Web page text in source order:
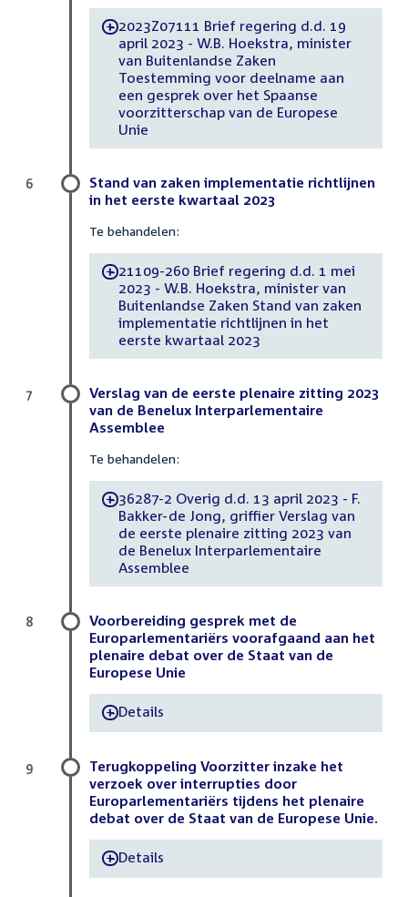
-2023Z07111 Brief regering d.d. 19
april 2023 - W.B. Hoekstra, minister
van Buitenlandse Zaken
Toestemming voor deelname aan
een gesprek over het Spaanse
voorzitterschap van de Europese
Unie
Stand van zaken implementatie richtlijnen
in het eerste kwartaal 2023
Te behandelen:
-21109-260 Brief regering d.d. 1 mei
2023 - W.B. Hoekstra, minister van
Buitenlandse Zaken Stand van zaken
implementatie richtlijnen in het
eerste kwartaal 2023
6
Verslag van de eerste plenaire zitting 2023
van de Benelux Interparlementaire
Assemblee
Te behandelen:
-36287-2 Overig d.d. 13 april 2023 - F.
Bakker-de Jong, griffier Verslag van
de eerste plenaire zitting 2023 van
de Benelux Interparlementaire
Assemblee
7
Voorbereiding gesprek met de
Europarlementariërs voorafgaand aan het
plenaire debat over de Staat van de
Europese Unie
-Details
8
Terugkoppeling Voorzitter inzake het
verzoek over interrupties door
Europarlementariërs tijdens het plenaire
debat over de Staat van de Europese Unie.
-Details
9